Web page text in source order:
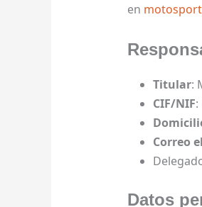
en
Titular:
CIF/NIF:
Correo
Datos